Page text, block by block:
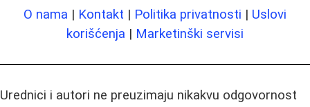
O nama | Kontakt | Politika privatnosti | Uslovi
korišćenja | Marketinški servisi
Urednici i autori ne preuzimaju nikakvu odgovornost